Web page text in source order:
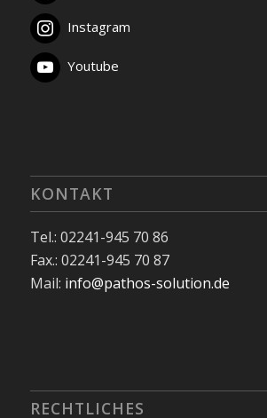
Instagram
Youtube
KONTAKT
Tel.: 02241-945 70 86
Fax.: 02241-945 70 87
Mail: info@pathos-solution.de
RECHTLICHES